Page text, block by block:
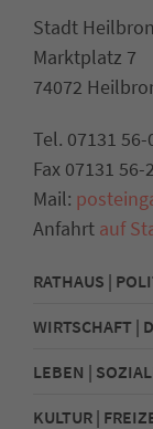
Stadt
Marktplatz 7
74072
Tel. 07131 56-
Fax 07131 56-
Mail:
Anfahrt auf
RATHAUS |
WIRTSCHAFT |
LEBEN |
KULTUR |